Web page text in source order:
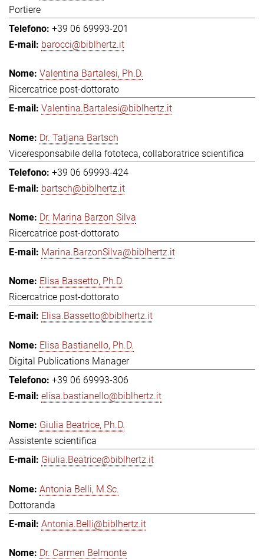
Portiere
+39 06 69993-201
barocci@biblhertz.it
Valentina Bartalesi, Ph.D.
Ricercatrice post-dottorato
Valentina.Bartalesi@biblhertz.it
Dr. Tatjana Bartsch
Viceresponsabile della fototeca, collaboratrice scientifica
+39 06 69993-424
bartsch@biblhertz.it
Dr. Marina Barzon Silva
Ricercatrice post-dottorato
Marina.BarzonSilva@biblhertz.it
Elisa Bassetto, Ph.D.
Ricercatrice post-dottorato
Elisa.Bassetto@biblhertz.it
Elisa Bastianello, Ph.D.
Digital Publications Manager
+39 06 69993-306
elisa.bastianello@biblhertz.it
Giulia Beatrice, Ph.D.
Assistente scientifica
Giulia.Beatrice@biblhertz.it
Antonia Belli, M.Sc.
Dottoranda
Antonia.Belli@biblhertz.it
Dr. Carmen Belmonte